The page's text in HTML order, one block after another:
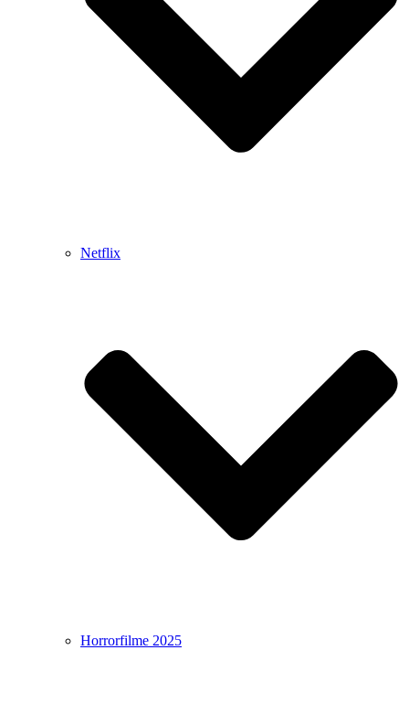
Netflix
Horrorfilme 2025